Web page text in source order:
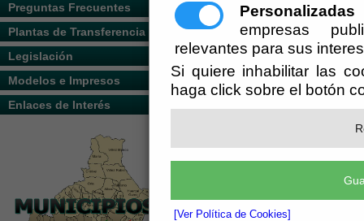
Personalizadas
empresas
relevantes para sus
Si quiere inhabilitar las
haga click sobre el botón
[Ver Política de Cookies]
Preguntas Frecuentes
Plantas de Transferencia
Legislación
Modelos e Impresos
Enlaces de Interés